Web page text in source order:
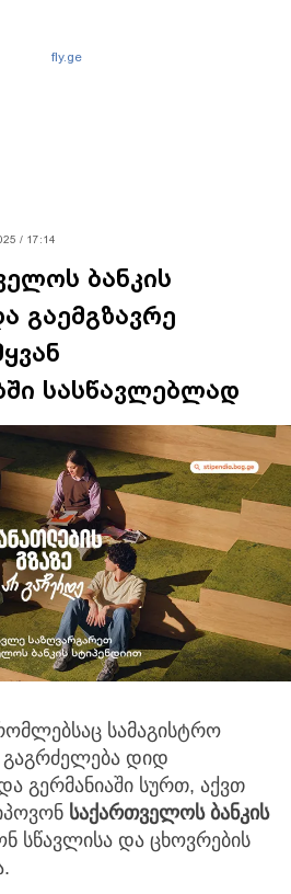
fly.ge
/ 17:14
ბანკის
გაემგზავრე
სასწავლებლად
სამაგისტრო
გაგრძელება დიდ
გერმანიაში სურთ, აქვთ
საქართველოს ბანკის
სწავლისა და ცხოვრების